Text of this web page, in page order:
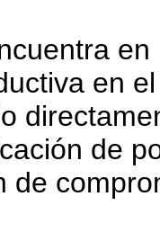
en
de
de